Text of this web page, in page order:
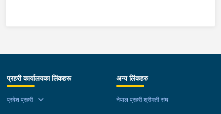
खटिएको प्रहरी टोलीले नियन्त्रणमा लिईएको ।
प्रहरी कार्यालयका लिंकहरू
प्रदेश प्रहरी
अन्य लिंकहरु
नेपाल प्रहरी श्रीमती संघ